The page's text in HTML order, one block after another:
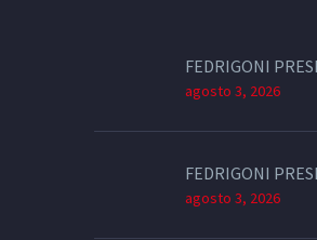
FEDRIGONI
agosto 3, 2026
FEDRIGONI
agosto 3, 2026